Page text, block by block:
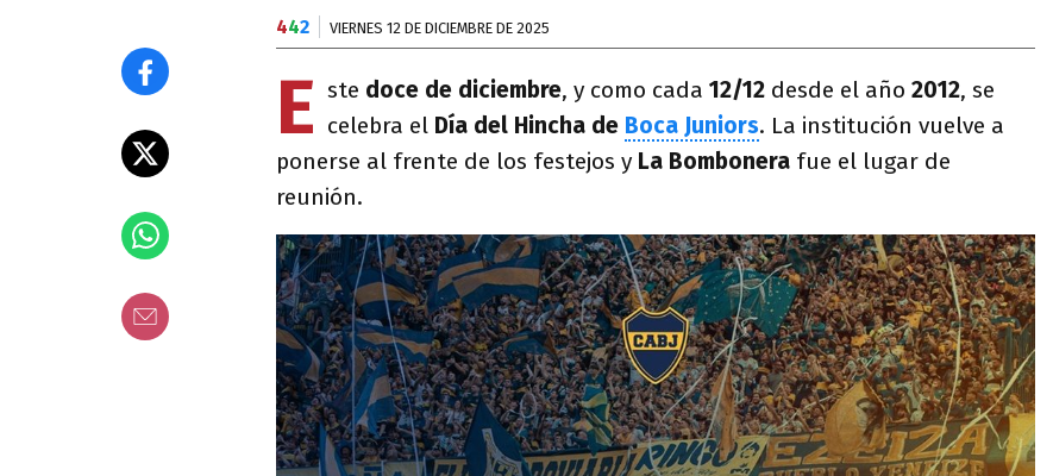
442 VIERNES 12 DE DICIEMBRE DE 2025
E ste doce de diciembre, y como cada 12/12 desde el año 2012, se
celebra el Día del Hincha de Boca Juniors. La institución vuelve a
ponerse al frente de los festejos y La Bombonera fue el lugar de
reunión.